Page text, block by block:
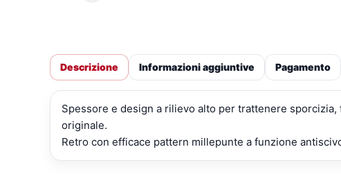
Descrizione Informazioni aggiuntive Pagamento
Spessore e design a rilievo alto per trattenere
originale.
Retro con efficace pattern millepunte a funzione